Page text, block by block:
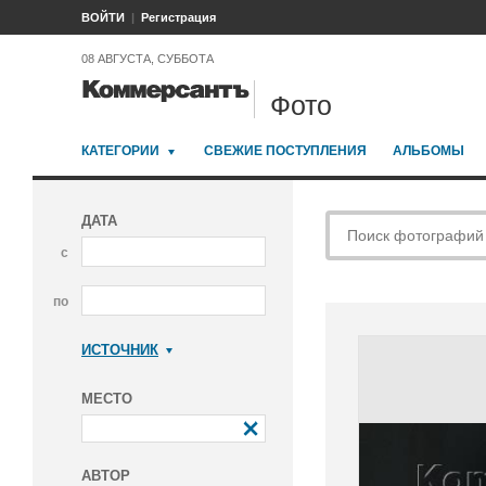
ВОЙТИ Регистрация
08 АВГУСТА, СУББОТА
Фото
КАТЕГОРИИ СВЕЖИЕ ПОСТУПЛЕНИЯ АЛЬБОМЫ
ДАТА
с
по
ИСТОЧНИК
МЕСТО
АВТОР